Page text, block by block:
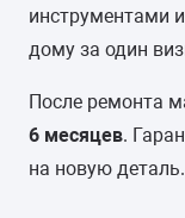
инструментами
дому за один
После ремонта
6 месяцев.
на новую деталь.